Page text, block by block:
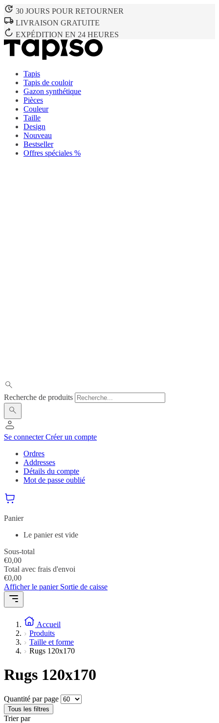
30 JOURS POUR RETOURNER
LIVRAISON GRATUITE
EXPÉDITION EN 24 HEURES
Tapis
Tapis de couloir
Gazon synthétique
Pièces
Couleur
Taille
Design
Nouveau
Bestseller
Offres spéciales %
Recherche de produits
Se connecterCréer un compte
Ordres
Addresses
Détails du compte
Mot de passe oublié
Panier
Le panier est vide
Sous-total
€0,00
Total avec frais d'envoi
€0,00
Afficher le panier Sortie de caisse
Accueil
Produits
Taille et forme
Rugs 120x170
Rugs 120x170
Quantité par page
Tous les filtres
Trier par